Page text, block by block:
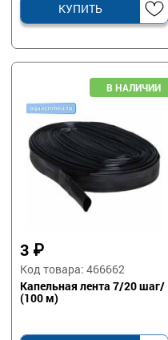
КУПИТЬ
3 ₽
Код товара: 466662
Капельная лента 7/20 шаг/
(100 м)